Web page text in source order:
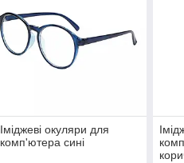
Іміджеві окуляри для
комп'ютера сині